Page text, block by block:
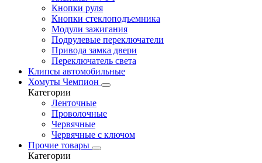
Кнопки руля
Кнопки стеклоподъемника
Модули зажигания
Подрулевые переключатели
Привода замка двери
Переключатель света
Клипсы автомобильные
Хомуты Чемпион
Категории
Ленточные
Проволочные
Червячные
Червячные с ключом
Прочие товары
Категории